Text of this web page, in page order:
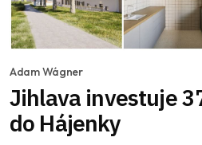
Adam Wágner
Jihlava investuje
do Hájenky